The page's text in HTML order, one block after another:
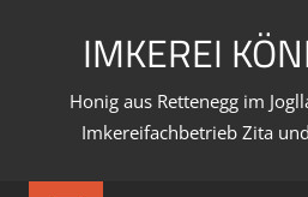
IMKEREI
Honig aus Rettenegg im
Imkereifachbetrieb Zita